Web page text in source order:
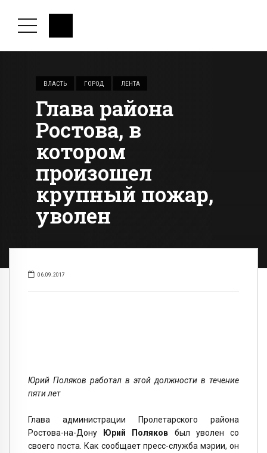
ВЛАСТЬ ГОРОД ЛЕНТА
Глава района
Ростова, в
котором
произошел
крупный пожар,
уволен
06.09.2017
Юрий Поляков работал в этой должности в течение
пяти лет
Глава администрации Пролетарского района
Ростова-на-Дону
Юрий Поляков был уволен со
своего поста. Как сообщает пресс-служба мэрии, он